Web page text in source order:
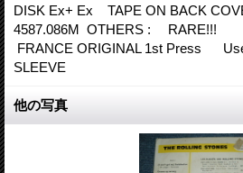
DISK Ex+ Ex TAPE ON
4587.086M OTHERS : RARE!!!
FRANCE ORIGINAL 1st Press
SLEEVE
他の写真